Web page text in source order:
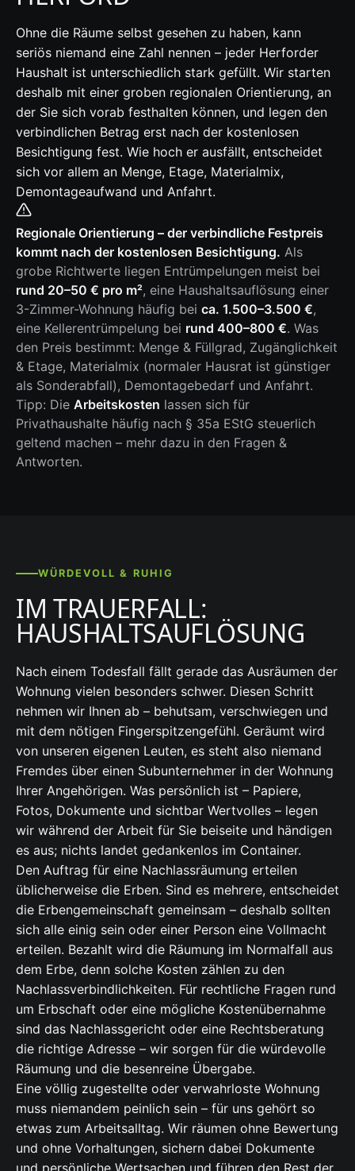
Ohne die Räume selbst gesehen zu haben, kann
seriös niemand eine Zahl nennen – jeder Herforder
Haushalt ist unterschiedlich stark gefüllt. Wir starten
deshalb mit einer groben regionalen Orientierung, an
der Sie sich vorab festhalten können, und legen den
verbindlichen Betrag erst nach der kostenlosen
Besichtigung fest. Wie hoch er ausfällt, entscheidet
sich vor allem an Menge, Etage, Materialmix,
Demontageaufwand und Anfahrt.
Regionale Orientierung – der verbindliche Festpreis
kommt nach der kostenlosen Besichtigung. Als
grobe Richtwerte liegen Entrümpelungen meist bei
rund 20–50 € pro m², eine Haushaltsauflösung einer
3-Zimmer-Wohnung häufig bei ca. 1.500–3.500 €,
eine Kellerentrümpelung bei rund 400–800 €. Was
den Preis bestimmt: Menge & Füllgrad, Zugänglichkeit
& Etage, Materialmix (normaler Hausrat ist günstiger
als Sonderabfall), Demontagebedarf und Anfahrt.
Tipp: Die Arbeitskosten lassen sich für
Privathaushalte häufig nach § 35a EStG steuerlich
geltend machen – mehr dazu in den Fragen &
Antworten.
WÜRDEVOLL & RUHIG
IM TRAUERFALL:
HAUSHALTSAUFLÖSUNG
Nach einem Todesfall fällt gerade das Ausräumen der
Wohnung vielen besonders schwer. Diesen Schritt
nehmen wir Ihnen ab – behutsam, verschwiegen und
mit dem nötigen Fingerspitzengefühl. Geräumt wird
von unseren eigenen Leuten, es steht also niemand
Fremdes über einen Subunternehmer in der Wohnung
Ihrer Angehörigen. Was persönlich ist – Papiere,
Fotos, Dokumente und sichtbar Wertvolles – legen
wir während der Arbeit für Sie beiseite und händigen
es aus; nichts landet gedankenlos im Container.
Den Auftrag für eine Nachlassräumung erteilen
üblicherweise die Erben. Sind es mehrere, entscheidet
die Erbengemeinschaft gemeinsam – deshalb sollten
sich alle einig sein oder einer Person eine Vollmacht
erteilen. Bezahlt wird die Räumung im Normalfall aus
dem Erbe, denn solche Kosten zählen zu den
Nachlassverbindlichkeiten. Für rechtliche Fragen rund
um Erbschaft oder eine mögliche Kostenübernahme
sind das Nachlassgericht oder eine Rechtsberatung
die richtige Adresse – wir sorgen für die würdevolle
Räumung und die besenreine Übergabe.
Eine völlig zugestellte oder verwahrloste Wohnung
muss niemandem peinlich sein – für uns gehört so
etwas zum Arbeitsalltag. Wir räumen ohne Bewertung
und ohne Vorhaltungen, sichern dabei Dokumente
und persönliche Wertsachen und führen den Rest der